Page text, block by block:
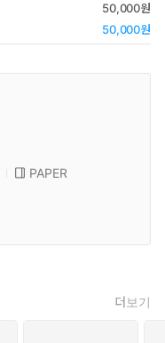
50,000원
50,000원
PAPER
더보기